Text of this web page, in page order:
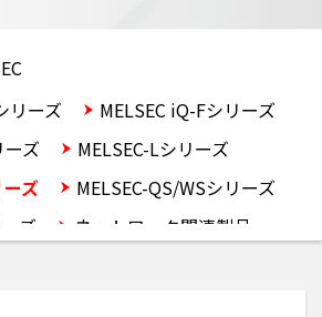
リーズ
MELSEC iQ-Fシリーズ
ーズ
MELSEC-Lシリーズ
ズ
MELSEC-QS/WSシリーズ
ズ
ネットワーク関連製品